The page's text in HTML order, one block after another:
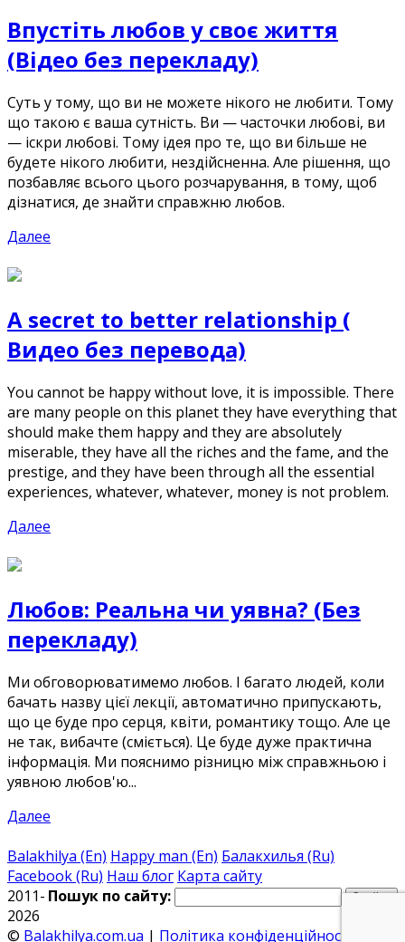
Впустіть любов у своє життя
(Відео без перекладу)
Суть у тому, що ви не можете нікого не любити. Тому
що такою є ваша сутність. Ви — часточки любові, ви
— іскри любові. Тому ідея про те, що ви більше не
будете нікого любити, нездійсненна. Але рішення, що
позбавляє всього цього розчарування, в тому, щоб
дізнатися, де знайти справжню любов.
Далее
A secret to better relationship (
Видео без перевода)
You cannot be happy without love, it is impossible. There
are many people on this planet they have everything that
should make them happy and they are absolutely
miserable, they have all the riches and the fame, and the
prestige, and they have been through all the essential
experiences, whatever, whatever, money is not problem.
Далее
Любов: Реальна чи уявна? (Без
перекладу)
Ми обговорюватимемо любов. І багато людей, коли
бачать назву цієї лекції, автоматично припускають,
що це буде про серця, квіти, романтику тощо. Але це
не так, вибачте (сміється). Це буде дуже практична
інформація. Ми пояснимо різницю між справжньою і
уявною любов'ю...
Далее
Balakhilya (En) Happy man (En) Балакхилья (Ru)
Facebook (Ru) Наш блог Карта сайту
Пошук по сайту:
2011-
2026
© Balakhilya.com.ua | Політика конфіденційності